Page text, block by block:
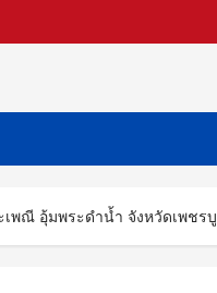
เพณี อุ้มพระดำน้ำ จังหวัดเพชร